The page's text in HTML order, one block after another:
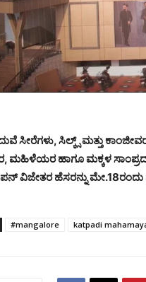
ಸೀರೆಗಳು, ಸಿಲ್ಕ್ಸ್ ಮತ್ತು
ಮಹಿಳೆಯರ ಹಾಗೂ ಮಕ್ಕಳ
ವಿಜೇತರ ಹೆಸರನ್ನು
#mangalore katpadi